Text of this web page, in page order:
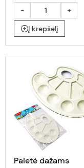
-
+
Į krepšelį
Paletė dažams